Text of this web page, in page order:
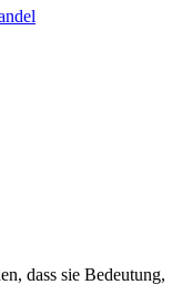
dass sie Bedeutung,